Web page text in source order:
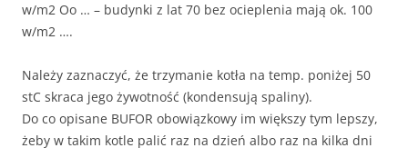
w/m2 Oo … – budynki z lat 70 bez ocieplenia mają ok. 100
w/m2 ….
Należy zaznaczyć, że trzymanie kotła na temp. poniżej 50
stC skraca jego żywotność (kondensują spaliny).
Do co opisane BUFOR obowiązkowy im większy tym lepszy,
żeby w takim kotle palić raz na dzień albo raz na kilka dni